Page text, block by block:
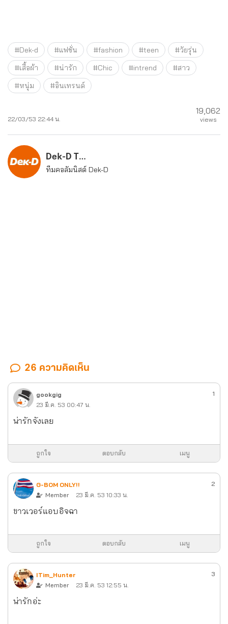
#Dek-d #แฟชั่น #fashion #teen
#วัยรุ่น
#เสื้อผ้า
#น่ารัก #Chic #intrend
#สาว
#หนุ่ม
#อินเทรนด์
22/03/53 22:44 น.
19,062
views
Dek-D Team
ทีมคอลัมนิสต์ Dek-D
26 ความคิดเห็น
gookgig
23 มี.ค. 53 00:47 น.
1
น่ารักจังเลย
ถูกใจ ตอบกลับ เมนู
G-BOM ONLY!!
Member
23 มี.ค. 53 10:33 น.
2
ขาวเวอร์แอบอิจฉา
ถูกใจ ตอบกลับ เมนู
ITim_Hunter
Member
23 มี.ค. 53 12:55 น.
3
น่ารักอ่ะ